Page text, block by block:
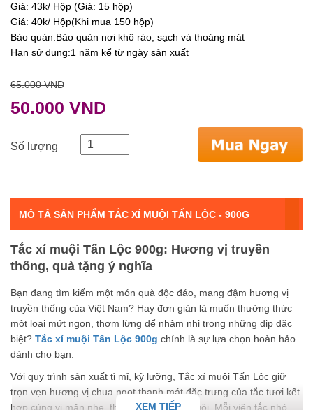
Giá: 43k/ Hộp (Giá: 15 hộp)
Giá: 40k/ Hộp(Khi mua 150 hộp)
Bảo quản:Bảo quản nơi khô ráo, sạch và thoáng mát
Hạn sử dụng:1 năm kể từ ngày sản xuất
65.000 VND
50.000 VND
Số lượng
MÔ TẢ SẢN PHẨM TẮC XÍ MUỘI TẤN LỘC - 900G
Tắc xí muội Tấn Lộc 900g: Hương vị truyền
thống, quà tặng ý nghĩa
Bạn đang tìm kiếm một món quà độc đáo, mang đậm hương vị
truyền thống của Việt Nam? Hay đơn giản là muốn thưởng thức
một loại mứt ngon, thơm lừng để nhâm nhi trong những dịp đặc
biệt? Tắc xí muội Tấn Lộc 900g chính là sự lựa chọn hoàn hảo
dành cho bạn.
Với quy trình sản xuất tỉ mỉ, kỹ lưỡng, Tắc xí muội Tấn Lộc giữ
trọn vẹn hương vị chua ngọt thanh mát đặc trưng của tắc tươi kết
hợp cùng vị mặn nhẹ, thơm lừng của xí muội. Mỗi viên tắc nhỏ
XEM TIẾP